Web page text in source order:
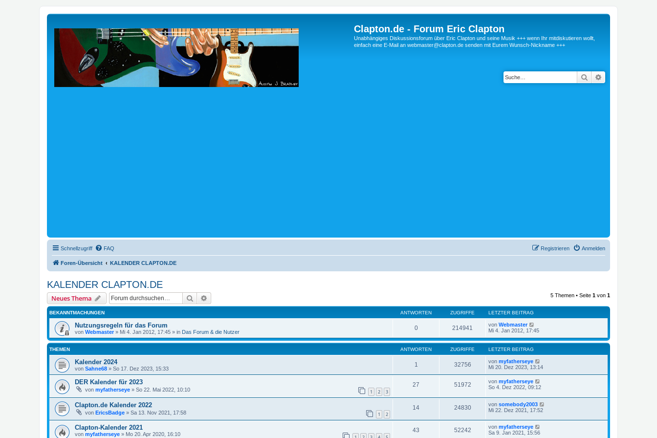
Clapton.de - Forum Eric Clapton
Unabhängiges Diskussionsforum über Eric Clapton und seine Musik +++ wenn Ihr mitdiskutieren wollt,
einfach eine E-Mail an webmaster@clapton.de senden mit Eurem Wunsch-Nickname +++
Suche
Schnellzugriff FAQ Anmelden
Registrieren
Foren-Übersicht KALENDER CLAPTON.DE
KALENDER CLAPTON.DE
Neues Thema Suche 5 Themen • Seite 1 von 1
BEKANNTMACHUNGEN ANTWORTEN ZUGRIFFE LETZTER BEITRAG
Nutzungsregeln für das Forum
von Webmaster» Mi 4. Jan 2012, 17:45 » in Das Forum & die Nutzer
0 214941 von Webmaster
Mi 4. Jan 2012, 17:45
THEMEN ANTWORTEN ZUGRIFFE LETZTER BEITRAG
Kalender 2024
von Sahne68 » So 17. Dez 2023, 15:33
1 32756 von myfatherseye
Mi 20. Dez 2023, 13:14
DER Kalender für 2023
von myfatherseye » So 22. Mai 2022, 10:10 1 2 3
27 51972 von myfatherseye
So 4. Dez 2022, 09:12
Clapton.de Kalender 2022
von EricsBadge » Sa 13. Nov 2021, 17:58 1 2
14 24830 von somebody2003
Mi 22. Dez 2021, 17:52
Clapton-Kalender 2021
von myfatherseye » Mo 20. Apr 2020, 16:10
43 52242 von myfatherseye
Sa 9. Jan 2021, 15:56